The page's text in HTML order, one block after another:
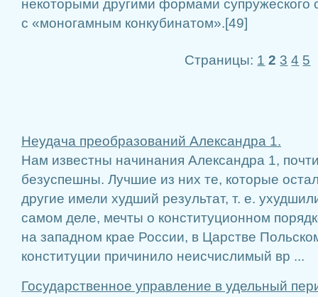
некоторыми другими формами супружеского
с «моногамным конкубинатом».[49]
Страницы: 1 2 3 4 5
Неудача преобразований Александра 1.
Нам известны начинания Александра 1,
безуспеш­ны. Лучшие из них те, которые
другие имели худший результат, т. е.
самом деле, мечты о конституционном
на западном крае России, в Царстве
конституции причинило неисчислимый вр ...
Государственное управление в удельный